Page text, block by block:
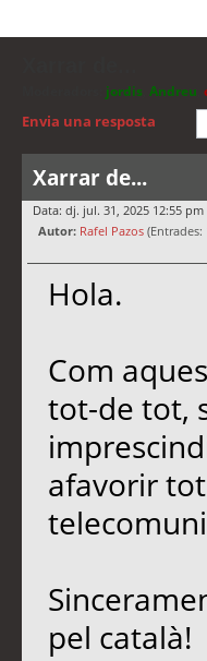
jordis Andreu
Envia una resposta
Xarrar de...
Data: dj. jul. 31, 2025 12:55 pm
Autor: Rafel Pazos (Entrades:
Hola.
Com
tot-de tot,
afavorir
pel català!